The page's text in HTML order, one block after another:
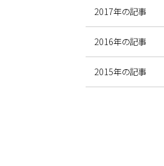
2017年の記事
2016年の記事
2015年の記事